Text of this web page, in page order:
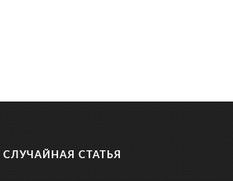
СЛУЧАЙНАЯ СТАТЬЯ